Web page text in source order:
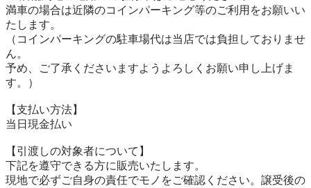
満車の場合は近隣のコインパーキング等のご利用をお願いい
たします。
（コインパーキングの駐車場代は当店では負担しておりませ
ん。
予め、ご了承くださいますようよろしくお願い申し上げま
す。）
【⽀払い⽅法】
当日現金払い
【引渡しの対象者について】
下記を遵守できる⽅に販売いたします。
現地で必ずご⾃⾝の責任でモノをご確認ください。譲受後の